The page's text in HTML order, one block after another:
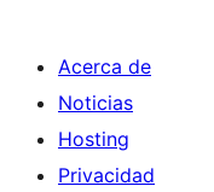
Acerca de
Noticias
Hosting
Privacidad